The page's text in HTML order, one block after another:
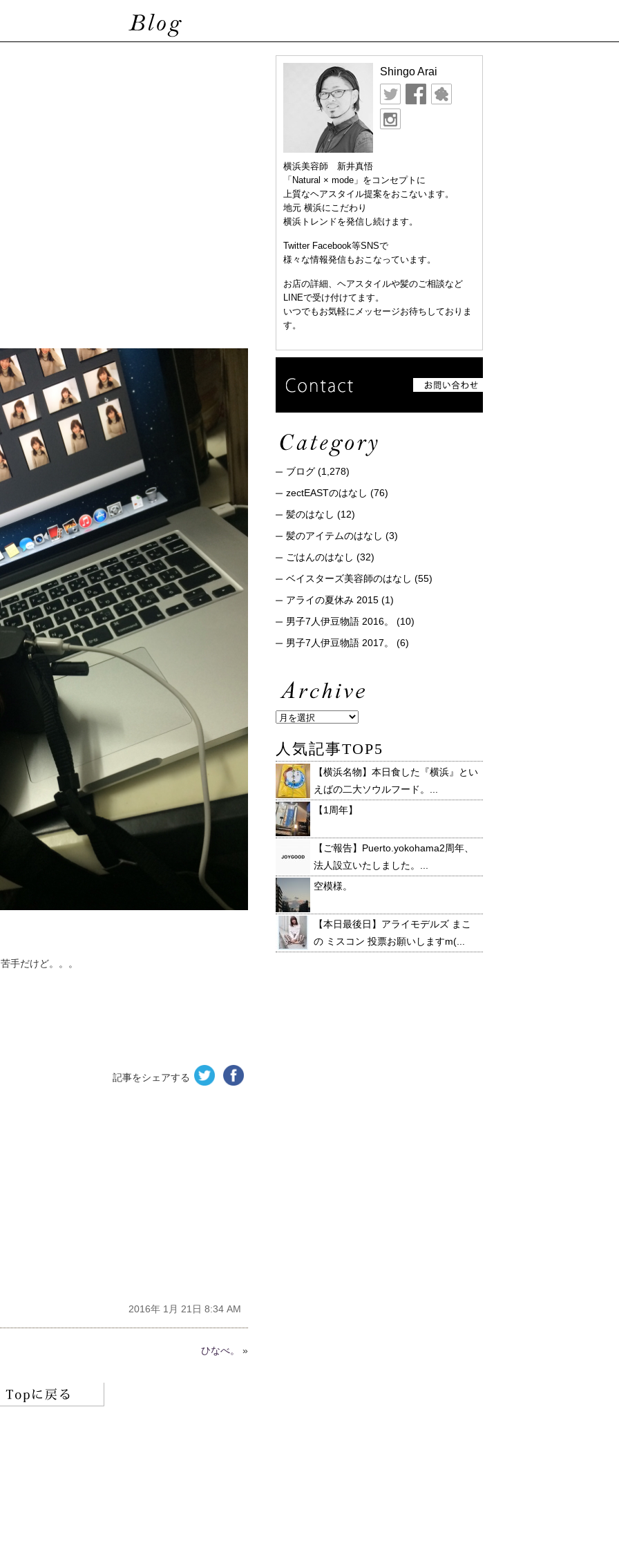
手だけど。。。
記事をシェアする
2016年 1月 21日 8:34 AM
ひなべ。 »
Shingo Arai
横浜美容師 新井真悟
「Natural × mode」をコンセプトに
上質なヘアスタイル提案をおこないます。
地元 横浜にこだわり
横浜トレンドを発信し続けます。
Twitter Facebook等SNSで
様々な情報発信もおこなっています。
お店の詳細、ヘアスタイルや髪のご相談など
LINEで受け付けてます。
いつでもお気軽にメッセージお待ちしておりま
す。
ブログ (1,278)
zectEASTのはなし (76)
髪のはなし (12)
髪のアイテムのはなし (3)
ごはんのはなし (32)
ベイスターズ美容師のはなし (55)
アライの夏休み 2015 (1)
男子7人伊豆物語 2016。
(10)
男子7人伊豆物語 2017。
(6)
人気記事TOP5
【横浜名物】本日食した『横浜』とい
えばの二大ソウルフード。...
【1周年】
【ご報告】Puerto.yokohama2周年、
法人設立いたしました。...
空模様。
【本日最後日】アライモデルズ まこ
の ミスコン 投票お願いしますm(...